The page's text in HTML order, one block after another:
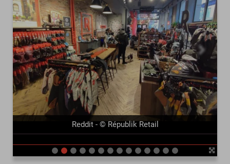
Reddit - © Républik Retail
précédent suivant